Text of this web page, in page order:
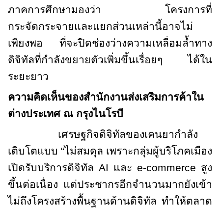
ภาคการศึกษามองว่า โครงการที่
กระจัดกระจายและแยกส่วนเหล่านี้อาจไม่
เพียงพอ ที่จะปิดช่องว่างความเหลื่อมล้ำทาง
ดิจิทัลที่กำลังขยายตัวเพิ่มขึ้นเรื่อยๆ ได้ใน
ระยะยาว
ความคิดเห็นของสำนักงานส่งเสริมการค้าใน
ต่างประเทศ ณ กรุงไนโรบี
เศรษฐกิจดิจิทัลของเคนยากำลัง
เติบโตแบบ “ไม่สมดุล เพราะกลุ่มผู้บริโภคเมือง
เปิดรับบริการดิจิทัล AI และ e-commerce สูง
ขึ้นต่อเนื่อง แต่ประชากรอีกจำนวนมากยังเข้า
ไม่ถึงโครงสร้างพื้นฐานด้านดิจิทัล ทำให้ตลาด